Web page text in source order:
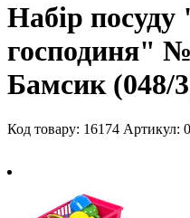
Набір
господиня"
Бамсик (048/
Код товару: 16174 Артикул: